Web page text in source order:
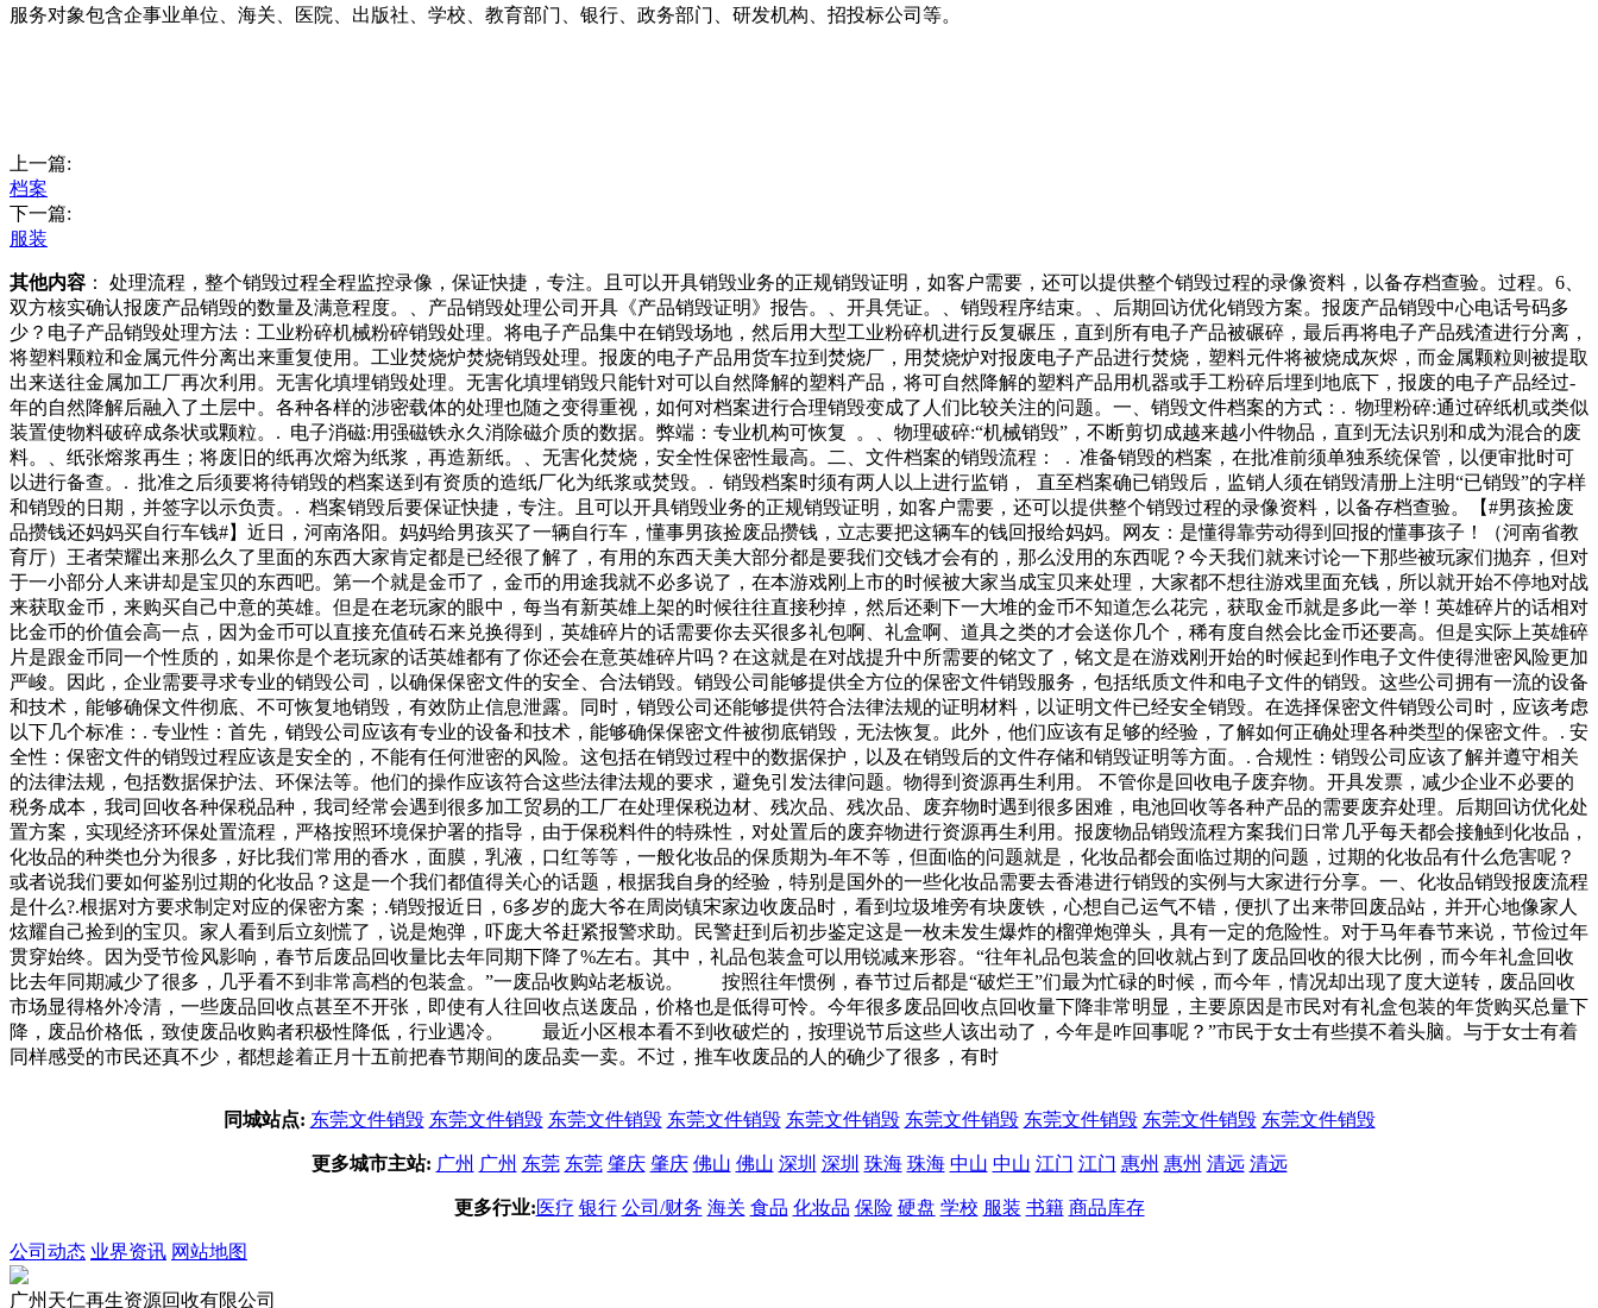
服务对象包含企事业单位、海关、医院、出版社、学校、教育部门、银行、政务部门、研发机构、招投标公司等。
上一篇:
档案
下一篇:
服装
其他内容 ： 处理流程，整个销毁过程全程监控录像，保证快捷，专注。且可以开具销毁业务的正规销毁证明，如客户需要，还可以提供整个销毁过程的录像资料，以备存档查验。过程。6、
双方核实确认报废产品销毁的数量及满意程度。、产品销毁处理公司开具《产品销毁证明》报告。、开具凭证。、销毁程序结束。、后期回访优化销毁方案。报废产品销毁中心电话号码多
少？电子产品销毁处理方法：工业粉碎机械粉碎销毁处理。将电子产品集中在销毁场地，然后用大型工业粉碎机进行反复碾压，直到所有电子产品被碾碎，最后再将电子产品残渣进行分离，
将塑料颗粒和金属元件分离出来重复使用。工业焚烧炉焚烧销毁处理。报废的电子产品用货车拉到焚烧厂，用焚烧炉对报废电子产品进行焚烧，塑料元件将被烧成灰烬，而金属颗粒则被提取
出来送往金属加工厂再次利用。无害化填埋销毁处理。无害化填埋销毁只能针对可以自然降解的塑料产品，将可自然降解的塑料产品用机器或手工粉碎后埋到地底下，报废的电子产品经过-
年的自然降解后融入了土层中。各种各样的涉密载体的处理也随之变得重视，如何对档案进行合理销毁变成了人们比较关注的问题。一、销毁文件档案的方式：. 物理粉碎:通过碎纸机或类似
装置使物料破碎成条状或颗粒。. 电子消磁:用强磁铁永久消除磁介质的数据。弊端：专业机构可恢复 。、物理破碎:“机械销毁”，不断剪切成越来越小件物品，直到无法识别和成为混合的废
料。、纸张熔浆再生；将废旧的纸再次熔为纸浆，再造新纸。、无害化焚烧，安全性保密性最高。二、文件档案的销毁流程： . 准备销毁的档案，在批准前须单独系统保管，以便审批时可
以进行备查。. 批准之后须要将待销毁的档案送到有资质的造纸厂化为纸浆或焚毁。. 销毁档案时须有两人以上进行监销， 直至档案确已销毁后，监销人须在销毁清册上注明“已销毁”的字样
和销毁的日期，并签字以示负责。. 档案销毁后要保证快捷，专注。且可以开具销毁业务的正规销毁证明，如客户需要，还可以提供整个销毁过程的录像资料，以备存档查验。【#男孩捡废
品攒钱还妈妈买自行车钱#】近日，河南洛阳。妈妈给男孩买了一辆自行车，懂事男孩捡废品攒钱，立志要把这辆车的钱回报给妈妈。网友：是懂得靠劳动得到回报的懂事孩子！（河南省教
育厅）王者荣耀出来那么久了里面的东西大家肯定都是已经很了解了，有用的东西天美大部分都是要我们交钱才会有的，那么没用的东西呢？今天我们就来讨论一下那些被玩家们抛弃，但对
于一小部分人来讲却是宝贝的东西吧。第一个就是金币了，金币的用途我就不必多说了，在本游戏刚上市的时候被大家当成宝贝来处理，大家都不想往游戏里面充钱，所以就开始不停地对战
来获取金币，来购买自己中意的英雄。但是在老玩家的眼中，每当有新英雄上架的时候往往直接秒掉，然后还剩下一大堆的金币不知道怎么花完，获取金币就是多此一举！英雄碎片的话相对
比金币的价值会高一点，因为金币可以直接充值砖石来兑换得到，英雄碎片的话需要你去买很多礼包啊、礼盒啊、道具之类的才会送你几个，稀有度自然会比金币还要高。但是实际上英雄碎
片是跟金币同一个性质的，如果你是个老玩家的话英雄都有了你还会在意英雄碎片吗？在这就是在对战提升中所需要的铭文了，铭文是在游戏刚开始的时候起到作电子文件使得泄密风险更加
严峻。因此，企业需要寻求专业的销毁公司，以确保保密文件的安全、合法销毁。销毁公司能够提供全方位的保密文件销毁服务，包括纸质文件和电子文件的销毁。这些公司拥有一流的设备
和技术，能够确保文件彻底、不可恢复地销毁，有效防止信息泄露。同时，销毁公司还能够提供符合法律法规的证明材料，以证明文件已经安全销毁。在选择保密文件销毁公司时，应该考虑
以下几个标准：. 专业性：首先，销毁公司应该有专业的设备和技术，能够确保保密文件被彻底销毁，无法恢复。此外，他们应该有足够的经验，了解如何正确处理各种类型的保密文件。. 安
全性：保密文件的销毁过程应该是安全的，不能有任何泄密的风险。这包括在销毁过程中的数据保护，以及在销毁后的文件存储和销毁证明等方面。. 合规性：销毁公司应该了解并遵守相关
的法律法规，包括数据保护法、环保法等。他们的操作应该符合这些法律法规的要求，避免引发法律问题。物得到资源再生利用。 不管你是回收电子废弃物。开具发票，减少企业不必要的
税务成本，我司回收各种保税品种，我司经常会遇到很多加工贸易的工厂在处理保税边材、残次品、残次品、废弃物时遇到很多困难，电池回收等各种产品的需要废弃处理。后期回访优化处
置方案，实现经济环保处置流程，严格按照环境保护署的指导，由于保税料件的特殊性，对处置后的废弃物进行资源再生利用。报废物品销毁流程方案我们日常几乎每天都会接触到化妆品，
化妆品的种类也分为很多，好比我们常用的香水，面膜，乳液，口红等等，一般化妆品的保质期为-年不等，但面临的问题就是，化妆品都会面临过期的问题，过期的化妆品有什么危害呢？
或者说我们要如何鉴别过期的化妆品？这是一个我们都值得关心的话题，根据我自身的经验，特别是国外的一些化妆品需要去香港进行销毁的实例与大家进行分享。一、化妆品销毁报废流程
是什么?.根据对方要求制定对应的保密方案；.销毁报近日，6多岁的庞大爷在周岗镇宋家边收废品时，看到垃圾堆旁有块废铁，心想自己运气不错，便扒了出来带回废品站，并开心地像家人
炫耀自己捡到的宝贝。家人看到后立刻慌了，说是炮弹，吓庞大爷赶紧报警求助。民警赶到后初步鉴定这是一枚未发生爆炸的榴弹炮弹头，具有一定的危险性。对于马年春节来说，节俭过年
贯穿始终。因为受节俭风影响，春节后废品回收量比去年同期下降了%左右。其中，礼品包装盒可以用锐减来形容。“往年礼品包装盒的回收就占到了废品回收的很大比例，而今年礼盒回收
比去年同期减少了很多，几乎看不到非常高档的包装盒。”一废品收购站老板说。 按照往年惯例，春节过后都是“破烂王”们最为忙碌的时候，而今年，情况却出现了度大逆转，废品回收
市场显得格外冷清，一些废品回收点甚至不开张，即使有人往回收点送废品，价格也是低得可怜。今年很多废品回收点回收量下降非常明显，主要原因是市民对有礼盒包装的年货购买总量下
降，废品价格低，致使废品收购者积极性降低，行业遇冷。 最近小区根本看不到收破烂的，按理说节后这些人该出动了，今年是咋回事呢？”市民于女士有些摸不着头脑。与于女士有着
同样感受的市民还真不少，都想趁着正月十五前把春节期间的废品卖一卖。不过，推车收废品的人的确少了很多，有时
同城站点: 东莞文件销毁 东莞文件销毁 东莞文件销毁 东莞文件销毁 东莞文件销毁 东莞文件销毁 东莞文件销毁 东莞文件销毁 东莞文件销毁
更多城市主站: 广州 广州 东莞 东莞 肇庆 肇庆 佛山 佛山 深圳 深圳 珠海 珠海 中山 中山 江门 江门 惠州 惠州 清远 清远
更多行业: 医疗 银行 公司/财务 海关 食品 化妆品 保险 硬盘 学校 服装 书籍 商品库存
公司动态 业界资讯 网站地图
广州天仁再生资源回收有限公司